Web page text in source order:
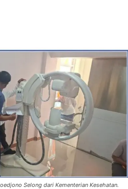
Selong dari Kementerian Kesehatan.